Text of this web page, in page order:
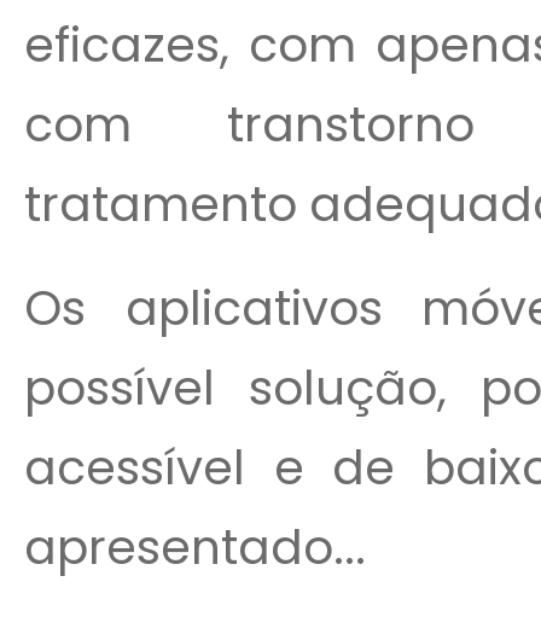
eficazes, com
com transtorno
tratamento
Os aplicativos
possível solução,
acessível e de
apresentado...